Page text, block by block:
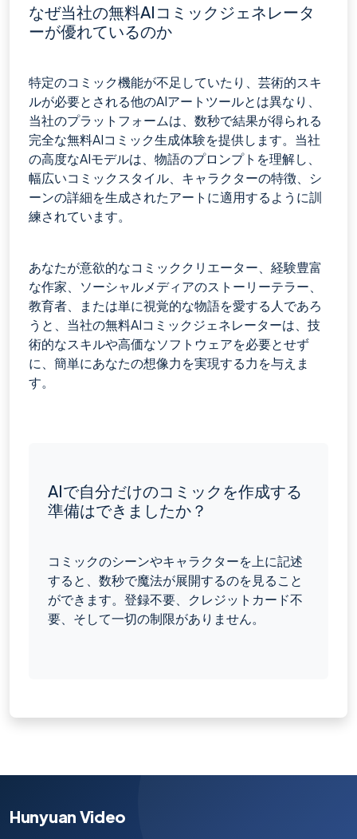
なぜ当社の無料AIコミックジェネレータ
ーが優れているのか
特定のコミック機能が不足していたり、芸術的スキ
ルが必要とされる他のAIアートツールとは異なり、
当社のプラットフォームは、数秒で結果が得られる
完全な無料AIコミック生成体験を提供します。当社
の高度なAIモデルは、物語のプロンプトを理解し、
幅広いコミックスタイル、キャラクターの特徴、シ
ーンの詳細を生成されたアートに適用するように訓
練されています。
あなたが意欲的なコミッククリエーター、経験豊富
な作家、ソーシャルメディアのストーリーテラー、
教育者、または単に視覚的な物語を愛する人であろ
うと、当社の無料AIコミックジェネレーターは、技
術的なスキルや高価なソフトウェアを必要とせず
に、簡単にあなたの想像力を実現する力を与えま
す。
AIで自分だけのコミックを作成する
準備はできましたか？
コミックのシーンやキャラクターを上に記述
すると、数秒で魔法が展開するのを見ること
ができます。登録不要、クレジットカード不
要、そして一切の制限がありません。
Hunyuan Video